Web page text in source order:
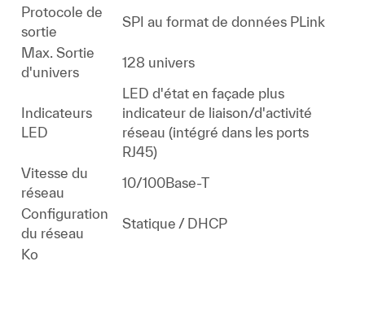
Protocole de
sortie
SPI au format de données PLink
Max. Sortie
d'univers
128 univers
Indicateurs
LED
LED d'état en façade plus
indicateur de liaison/d'activité
réseau (intégré dans les ports
RJ45)
Vitesse du
réseau
10/100Base-T
Configuration
du réseau
Statique / DHCP
Ko